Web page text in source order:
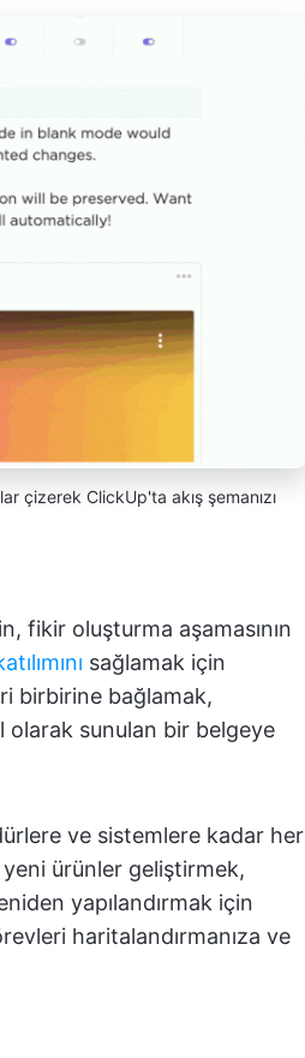
çizerek ClickUp'ta akış şemanızı
fikir oluşturma aşamasının
sağlamak için
birbirine bağlamak,
olarak sunulan bir belgeye
ve sistemlere kadar her
ürünler geliştirmek,
yapılandırmak için
haritalandırmanıza ve